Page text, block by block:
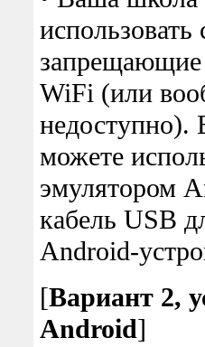
запрещающие
WiFi (или
недоступно).
можете
эмулятором
кабель USB
Android-
[Вариант 2,
Android]